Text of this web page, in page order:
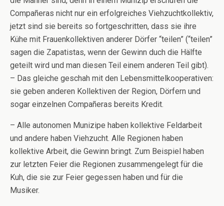
Compañeras nicht nur ein erfolgreiches Viehzuchtkollektiv,
jetzt sind sie bereits so fortgeschritten, dass sie ihre
Kühe mit Frauenkollektiven anderer Dörfer “teilen” (“teilen”
sagen die Zapatistas, wenn der Gewinn duch die Hälfte
geteilt wird und man diesen Teil einem anderen Teil gibt).
– Das gleiche geschah mit den Lebensmittelkooperativen:
sie geben anderen Kollektiven der Region, Dörfern und
sogar einzelnen Compañeras bereits Kredit.
– Alle autonomen Munizipe haben kollektive Feldarbeit
und andere haben Viehzucht. Alle Regionen haben
kollektive Arbeit, die Gewinn bringt. Zum Beispiel haben
zur letzten Feier die Regionen zusammengelegt für die
Kuh, die sie zur Feier gegessen haben und für die
Musiker.